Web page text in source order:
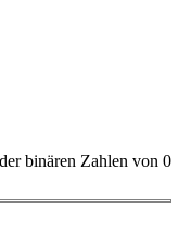
binären Zahlen von 0